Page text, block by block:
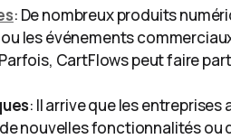
: De nombreux produits
les événements
CartFlows peut faire
: Il arrive que les
nouvelles fonctionnalités ou